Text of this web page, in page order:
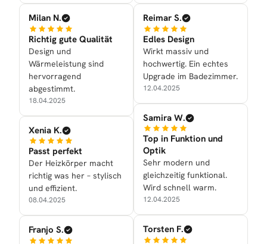
Milan N.
Richtig gute Qualität
Design und
Wärmeleistung sind
hervorragend
abgestimmt.
18.04.2025
Xenia K.
Passt perfekt
Der Heizkörper macht
richtig was her – stylisch
und effizient.
08.04.2025
Franjo S.
Reimar S.
Edles Design
Wirkt massiv und
hochwertig. Ein echtes
Upgrade im Badezimmer.
12.04.2025
Samira W.
Top in Funktion und
Optik
Sehr modern und
gleichzeitig funktional.
Wird schnell warm.
12.04.2025
Torsten F.